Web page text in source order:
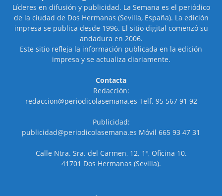
Líderes en difusión y publicidad. La Semana es el periódico
de la ciudad de Dos Hermanas (Sevilla, España). La edición
impresa se publica desde 1996. El sitio digital comenzó su
andadura en 2006.
Este sitio refleja la información publicada en la edición
impresa y se actualiza diariamente.
Contacta
Redacción:
redaccion@periodicolasemana.es Telf. 95 567 91 92
Publicidad:
publicidad@periodicolasemana.es Móvil 665 93 47 31
Calle Ntra. Sra. del Carmen, 12. 1º, Oficina 10.
41701 Dos Hermanas (Sevilla).